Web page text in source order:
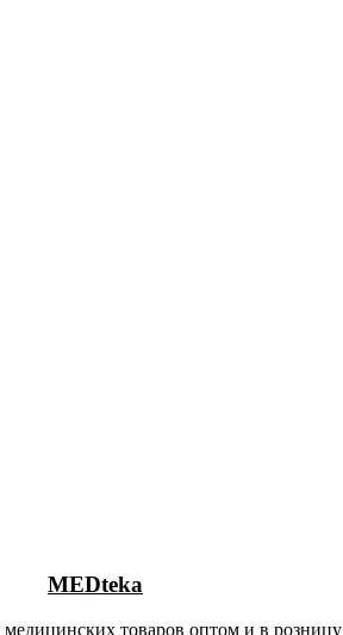
MEDteka
товаров оптом и в розницу